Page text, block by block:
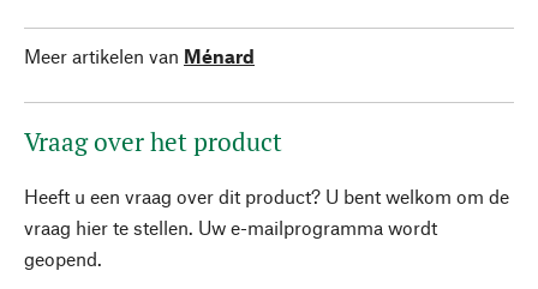
Meer artikelen van Ménard
Vraag over het product
Heeft u een vraag over dit product? U bent welkom om de
vraag hier te stellen. Uw e-mailprogramma wordt
geopend.